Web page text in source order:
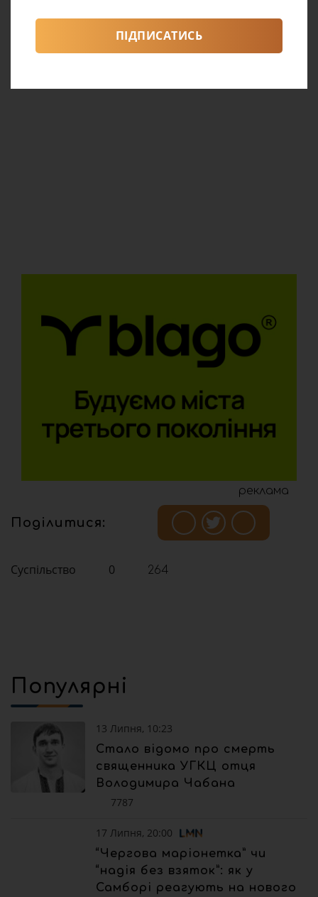
реклама
Поділитися:
Суспільство 0 264
Популярні
13 Липня, 10:23
Стало відомо про смерть
священника УГКЦ отця
Володимира Чабана
7787
17 Липня, 20:00
“Чергова маріонетка” чи
“надія без взяток”: як у
Самборі реагують на нового
ПІДПИСАТИСЬ